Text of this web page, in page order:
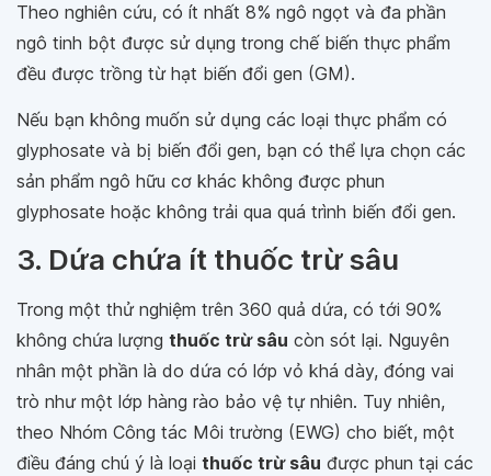
Theo nghiên cứu, có ít nhất 8% ngô ngọt và đa phần
ngô tinh bột được sử dụng trong chế biến thực phẩm
đều được trồng từ hạt biến đổi gen (GM).
Nếu bạn không muốn sử dụng các loại thực phẩm có
glyphosate và bị biến đổi gen, bạn có thể lựa chọn các
sản phẩm ngô hữu cơ khác không được phun
glyphosate hoặc không trải qua quá trình biến đổi gen.
3. Dứa chứa ít thuốc trừ sâu
Trong một thử nghiệm trên 360 quả dứa, có tới 90%
không chứa lượng thuốc trừ sâu còn sót lại. Nguyên
nhân một phần là do dứa có lớp vỏ khá dày, đóng vai
trò như một lớp hàng rào bảo vệ tự nhiên. Tuy nhiên,
theo Nhóm Công tác Môi trường (EWG) cho biết, một
điều đáng chú ý là loại thuốc trừ sâu được phun tại các